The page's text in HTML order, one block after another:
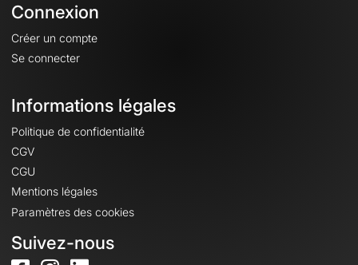
Connexion
Créer un compte
Se connecter
Informations légales
Politique de confidentialité
CGV
CGU
Mentions légales
Paramètres des cookies
Suivez-nous